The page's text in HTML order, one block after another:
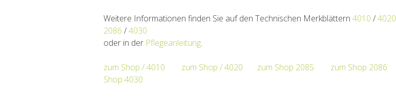
Weitere Informationen finden Sie auf den Technischen Merkblättern 4010 /4020
2086 /4030
oder in der Pflegeanleitung.
zum Shop / 4010 zum Shop / 4020 zum Shop 2085 zum Shop 2086
Shop 4030